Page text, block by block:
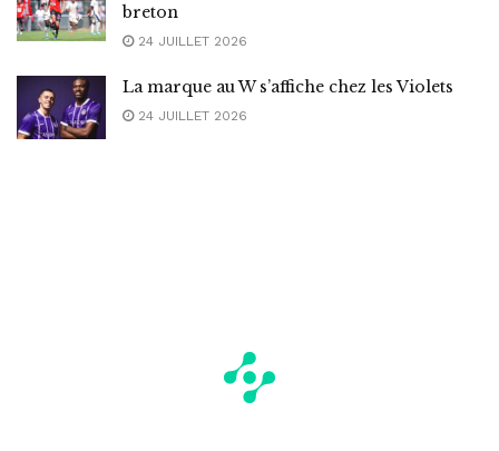
breton
24 JUILLET 2026
La marque au W s’affiche chez les Violets
24 JUILLET 2026